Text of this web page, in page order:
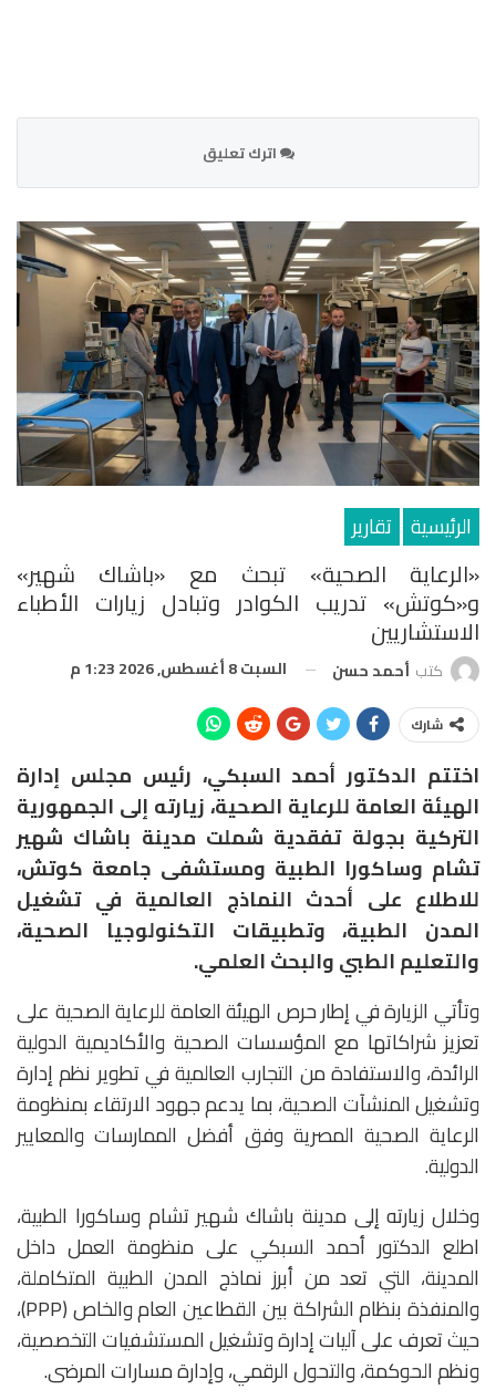
اترك تعليق
الرئيسية تقارير
«الرعاية الصحية» تبحث مع «باشاك شهير»
و«كوتش» تدريب الكوادر وتبادل زيارات الأطباء
الاستشاريين
كتب أحمد حسن السبت 8 أغسطس, 2026 1:23 م
شارك
اختتم الدكتور أحمد السبكي، رئيس مجلس إدارة
الهيئة العامة للرعاية الصحية، زيارته إلى الجمهورية
التركية بجولة تفقدية شملت مدينة باشاك شهير
تشام وساكورا الطبية ومستشفى جامعة كوتش،
للاطلاع على أحدث النماذج العالمية في تشغيل
المدن الطبية، وتطبيقات التكنولوجيا الصحية،
والتعليم الطبي والبحث العلمي.
وتأتي الزيارة في إطار حرص الهيئة العامة للرعاية الصحية على
تعزيز شراكاتها مع المؤسسات الصحية والأكاديمية الدولية
الرائدة، والاستفادة من التجارب العالمية في تطوير نظم إدارة
وتشغيل المنشآت الصحية، بما يدعم جهود الارتقاء بمنظومة
الرعاية الصحية المصرية وفق أفضل الممارسات والمعايير
الدولية.
وخلال زيارته إلى مدينة باشاك شهير تشام وساكورا الطبية،
اطلع الدكتور أحمد السبكي على منظومة العمل داخل
المدينة، التي تعد من أبرز نماذج المدن الطبية المتكاملة،
والمنفذة بنظام الشراكة بين القطاعين العام والخاص (PPP)،
حيث تعرف على آليات إدارة وتشغيل المستشفيات التخصصية،
ونظم الحوكمة، والتحول الرقمي، وإدارة مسارات المرضى.